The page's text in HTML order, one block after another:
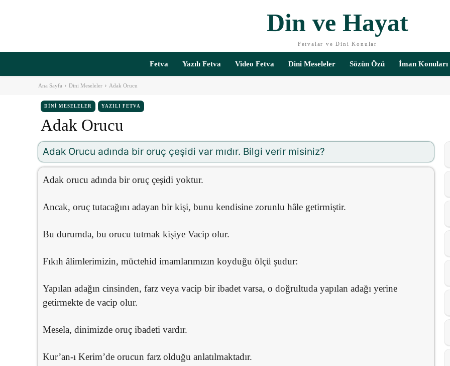
Din ve Hayat
Fetvalar ve Dini Konular
Fetva Yazılı Fetva Video Fetva Dini Meseleler Sözün Özü İman Konuları
Ana Sayfa Dini Meseleler Adak Orucu
DINI MESELELER YAZILI FETVA
Adak Orucu
Adak Orucu adında bir oruç çeşidi var mıdır. Bilgi verir misiniz?
Adak orucu adında bir oruç çeşidi yoktur.
Ancak, oruç tutacağını adayan bir kişi, bunu kendisine zorunlu hâle getirmiştir.
Bu durumda, bu orucu tutmak kişiye Vacip olur.
Fıkıh âlimlerimizin, müctehid imamlarımızın koyduğu ölçü şudur:
Yapılan adağın cinsinden, farz veya vacip bir ibadet varsa, o doğrultuda yapılan adağı yerine
getirmekte de vacip olur.
Mesela, dinimizde oruç ibadeti vardır.
Kur’an-ı Kerim’de orucun farz olduğu anlatılmaktadır.